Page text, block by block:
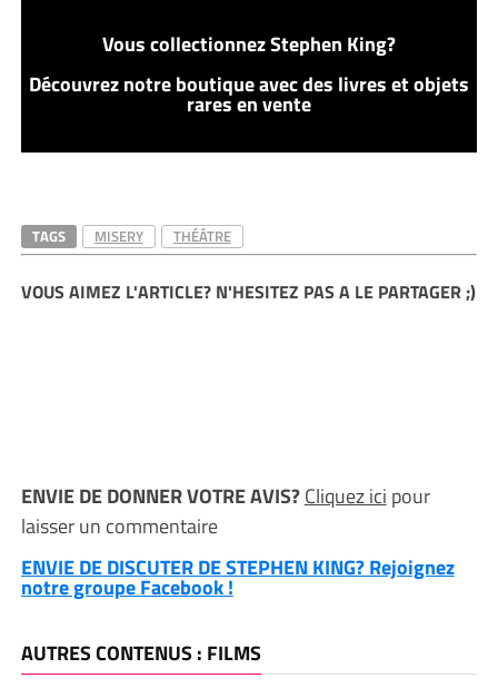
Vous collectionnez Stephen King?
Découvrez notre boutique avec des livres et objets
rares en vente
TAGS MISERY THÉÂTRE
VOUS AIMEZ L'ARTICLE? N'HESITEZ PAS A LE PARTAGER ;)
ENVIE DE DONNER VOTRE AVIS?Cliquez ici pour
laisser un commentaire
ENVIE DE DISCUTER DE STEPHEN KING? Rejoignez
notre groupe Facebook !
AUTRES CONTENUS : FILMS